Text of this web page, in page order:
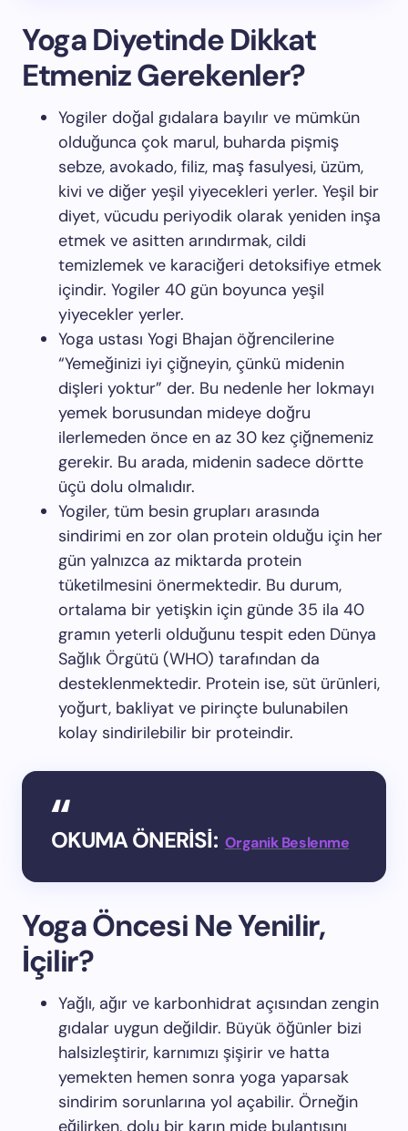
Yoga Diyetinde Dikkat
Etmeniz Gerekenler?
Yogiler doğal gıdalara bayılır ve mümkün
olduğunca çok marul, buharda pişmiş
sebze, avokado, filiz, maş fasulyesi, üzüm,
kivi ve diğer yeşil yiyecekleri yerler. Yeşil bir
diyet, vücudu periyodik olarak yeniden inşa
etmek ve asitten arındırmak, cildi
temizlemek ve karaciğeri detoksifiye etmek
içindir. Yogiler 40 gün boyunca yeşil
yiyecekler yerler.
Yoga ustası Yogi Bhajan öğrencilerine
“Yemeğinizi iyi çiğneyin, çünkü midenin
dişleri yoktur” der. Bu nedenle her lokmayı
yemek borusundan mideye doğru
ilerlemeden önce en az 30 kez çiğnemeniz
gerekir. Bu arada, midenin sadece dörtte
üçü dolu olmalıdır.
Yogiler, tüm besin grupları arasında
sindirimi en zor olan protein olduğu için her
gün yalnızca az miktarda protein
tüketilmesini önermektedir. Bu durum,
ortalama bir yetişkin için günde 35 ila 40
gramın yeterli olduğunu tespit eden Dünya
Sağlık Örgütü (WHO) tarafından da
desteklenmektedir. Protein ise, süt ürünleri,
yoğurt, bakliyat ve pirinçte bulunabilen
kolay sindirilebilir bir proteindir.
OKUMA ÖNERİSİ: Organik Beslenme
Yoga Öncesi Ne Yenilir,
İçilir?
Yağlı, ağır ve karbonhidrat açısından zengin
gıdalar uygun değildir. Büyük öğünler bizi
halsizleştirir, karnımızı şişirir ve hatta
yemekten hemen sonra yoga yaparsak
sindirim sorunlarına yol açabilir. Örneğin
eğilirken, dolu bir karın mide bulantısını